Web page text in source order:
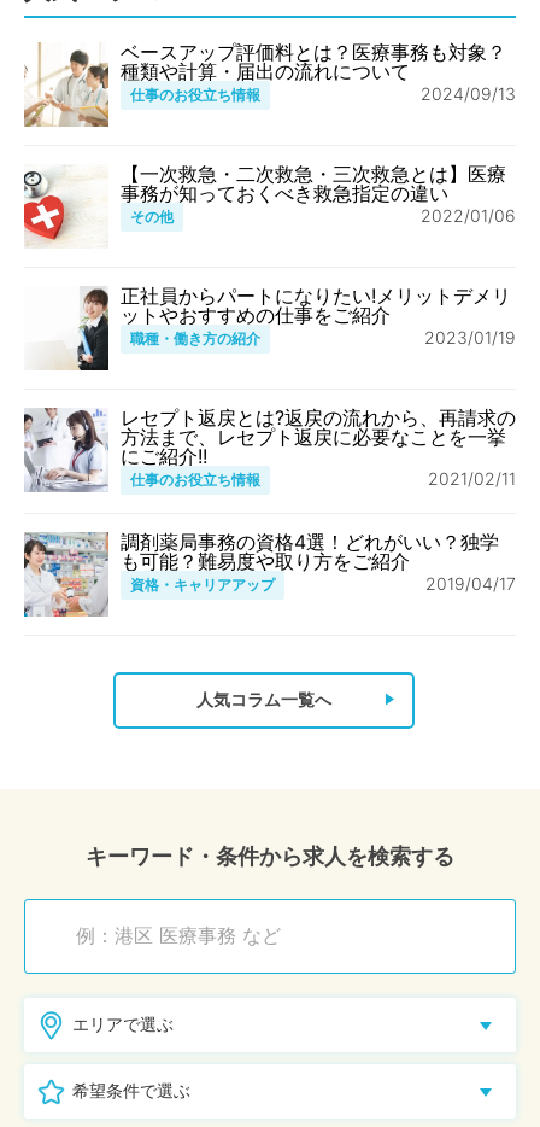
ベースアップ評価料とは？医療事務も対象？
種類や計算・届出の流れについて
仕事のお役立ち情報 2024/09/13
【一次救急・二次救急・三次救急とは】医療
事務が知っておくべき救急指定の違い
その他 2022/01/06
正社員からパートになりたい!メリットデメリ
ットやおすすめの仕事をご紹介
職種・働き方の紹介 2023/01/19
レセプト返戻とは?返戻の流れから、再請求の
方法まで、レセプト返戻に必要なことを一挙
にご紹介!!
仕事のお役立ち情報 2021/02/11
調剤薬局事務の資格4選！どれがいい？独学
も可能？難易度や取り方をご紹介
資格・キャリアアップ 2019/04/17
人気コラム一覧へ
キーワード・条件から求人を検索する
エリアで選ぶ
希望条件で選ぶ